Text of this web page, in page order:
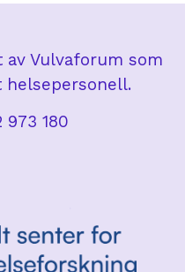
Vulvaforum som
helsepersonell.
973 180